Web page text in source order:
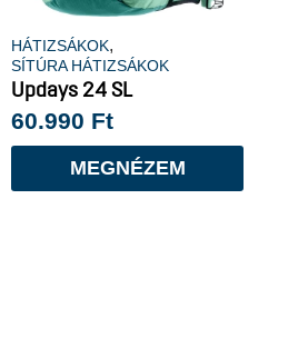
HÁTIZSÁKOK,
SÍTÚRA HÁTIZSÁKOK
Updays 24 SL
60.990 Ft
MEGNÉZEM